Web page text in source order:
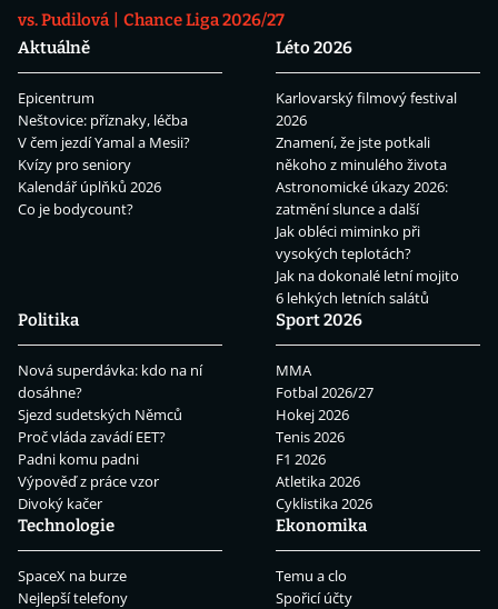
vs. Pudilová
Chance Liga 2026/27
Aktuálně
Epicentrum
Neštovice: příznaky, léčba
V čem jezdí Yamal a Mesii?
Kvízy pro seniory
Kalendář úplňků 2026
Co je bodycount?
Léto 2026
Karlovarský filmový festival
2026
Znamení, že jste potkali
někoho z minulého života
Astronomické úkazy 2026:
zatmění slunce a další
Jak obléci miminko při
vysokých teplotách?
Jak na dokonalé letní mojito
6 lehkých letních salátů
Politika
Nová superdávka: kdo na ní
dosáhne?
Sjezd sudetských Němců
Proč vláda zavádí EET?
Padni komu padni
Výpověď z práce vzor
Divoký kačer
Sport 2026
MMA
Fotbal 2026/27
Hokej 2026
Tenis 2026
F1 2026
Atletika 2026
Cyklistika 2026
Technologie
SpaceX na burze
Nejlepší telefony
Ekonomika
Temu a clo
Spořicí účty